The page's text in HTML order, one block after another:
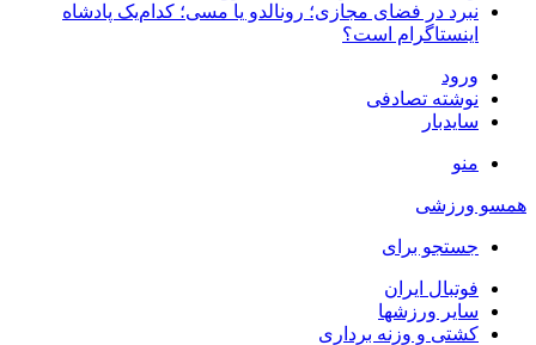
نبرد در فضای مجازی؛ رونالدو یا مسی؛ کدام‌یک پادشاه
اینستاگرام است؟
ورود
نوشته تصادفی
سایدبار
منو
همسو ورزشی
جستجو برای
فوتبال ایران
سایر ورزشها
کشتی و وزنه برداری